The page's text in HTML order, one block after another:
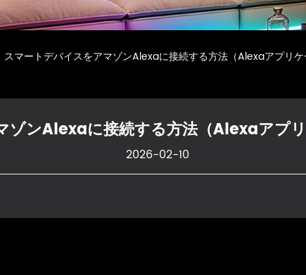
スマートデバイスをアマゾンAlexaに接続する方法（Alexaアプリケ
ンAlexaに接続する方法（Alexaアプ
2026-02-10